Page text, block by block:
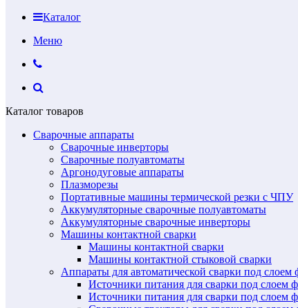
Каталог
Меню
Каталог товаров
Сварочные аппараты
Сварочные инверторы
Сварочные полуавтоматы
Аргонодуговые аппараты
Плазморезы
Портативные машины термической резки с ЧПУ
Аккумуляторные сварочные полуавтоматы
Аккумуляторные сварочные инверторы
Машины контактной сварки
Машины контактной сварки
Машины контактной стыковой сварки
Аппараты для автоматической сварки под
Источники питания для сварки под слоем
Источники питания для сварки под слоем